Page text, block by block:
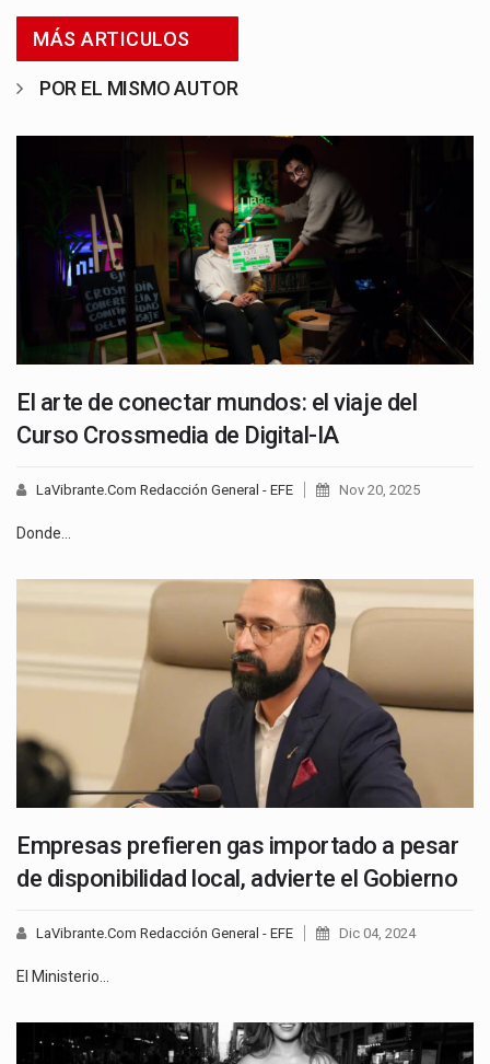
MÁS ARTICULOS
POR EL MISMO AUTOR
El arte de conectar mundos: el viaje del
Curso Crossmedia de Digital-IA
LaVibrante.Com Redacción General - EFE Nov 20, 2025
Donde…
Empresas prefieren gas importado a pesar
de disponibilidad local, advierte el Gobierno
LaVibrante.Com Redacción General - EFE Dic 04, 2024
El Ministerio…